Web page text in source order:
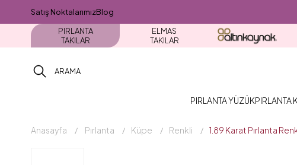
Satış NoktalarımızBlog
PIRLANTA
TAKILAR
ELMAS
TAKILAR
PIRLANTA YÜZÜKPIRLANTA
Anasayfa Pırlanta Küpe Renkli 1.89 Karat Pırlanta